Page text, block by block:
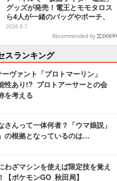
グッズが発売！電王とモモタロス
ら4人が一緒のバッグやポーチ、
収納ボックスも
2026.8.7
Recommended by
スランキング
ーヴァント「プロトマーリン」
性あり!? プロトアーサーとの会
を考える
さんって一体何者？「ウマ娘説」
の根拠となっているのは…
わざマシンを使えば限定技を覚え
【ポケモンGO 秋田局】